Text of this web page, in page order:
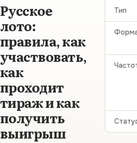
Русское
лото:
правила, как
участвовать,
как
проходит
тираж и как
получить
выигрыш
Тип